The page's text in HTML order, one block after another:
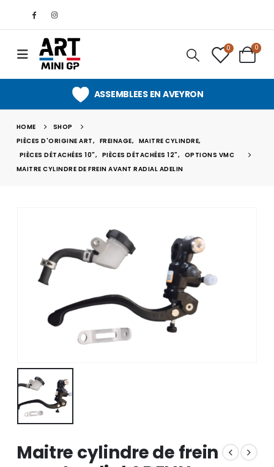
0 0
ASSEMBLEES EN AVEYRON
HOME
SHOP
PIÈCES D'ORIGINE ART, FREINAGE, MAITRE CYLINDRE,
PIÈCES DÉTACHÉES 10", PIÈCES DÉTACHÉES 12", OPTIONS VMC
MAITRE CYLINDRE DE FREIN AVANT RADIAL ADELIN
Maitre cylindre de frein